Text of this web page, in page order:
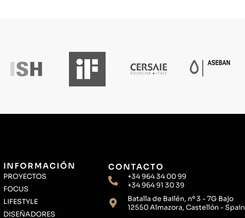
INFORMACIÓN
PROYECTOS
FOCUS
LIFESTYLE
DISEÑADORES
CONTACTO
+34 964 34 00 99
+34 964 91 30 39
Batalla de Bailén, nº 3 - 7G Bajo
12550 Almazora, Castellón - Spain